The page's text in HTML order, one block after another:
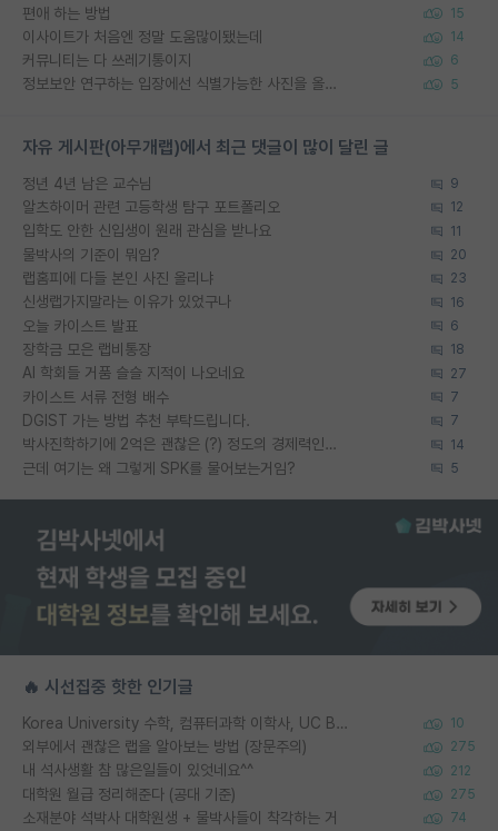
편애 하는 방법 15
이사이트가 처음엔 정말 도움많이됐는데 14
커뮤니티는 다 쓰레기통이지 6
정보보안 연구하는 입장에선 식별가능한 사진을 올리는건 비추이긴함 5
자유 게시판(아무개랩)에서 최근 댓글이 많이 달린 글
정년 4년 남은 교수님 9
알츠하이머 관련 고등학생 탐구 포트폴리오 12
입학도 안한 신입생이 원래 관심을 받나요 11
물박사의 기준이 뭐임? 20
랩홈피에 다들 본인 사진 올리냐 23
신생랩가지말라는 이유가 있었구나 16
오늘 카이스트 발표 6
장학금 모은 랩비통장 18
AI 학회들 거품 슬슬 지적이 나오네요 27
카이스트 서류 전형 배수 7
DGIST 가는 방법 추천 부탁드립니다. 7
박사진학하기에 2억은 괜찮은 (?) 정도의 경제력인가요 14
근데 여기는 왜 그렇게 SPK를 물어보는거임? 5
🔥 시선집중 핫한 인기글
Korea University 수학, 컴퓨터과학 이학사, UC Berkeley 산업공학 대학원 공학박사가 되는 것은 쉽지 않겠죠? 10
외부에서 괜찮은 랩을 알아보는 방법 (장문주의) 275
내 석사생활 참 많은일들이 있엇네요^^ 212
대학원 월급 정리해준다 (공대 기준) 275
소재분야 석박사 대학원생 + 물박사들이 착각하는 거 74